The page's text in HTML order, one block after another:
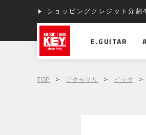
ショッピングクレジット分割
E.GUITAR
TOP > アクセサリ > ピック >